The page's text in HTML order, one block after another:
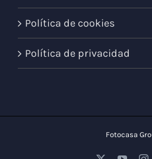
Política de cookies
Política de privacidad
Fotocasa